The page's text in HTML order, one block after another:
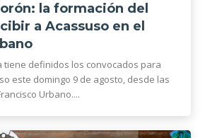
la formación del
a Acassuso en el
tiene definidos los convocados para
este domingo 9 de agosto, desde las
Urbano....